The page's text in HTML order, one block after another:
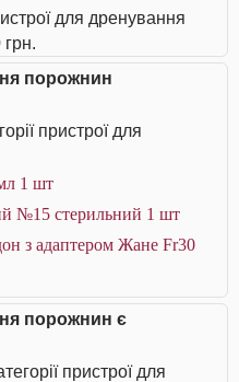
для дренування
порожнин
пристрої для
1 шт
№15 стерильний 1 шт
з адаптером Жане Fr30
порожнин є
пристрої для